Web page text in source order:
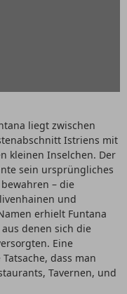
liegt zwischen
Istriens mit
kleinen Inselchen. Der
sein ursprüngliches
– die
und
erhielt Funtana
denen sich die
Eine
dass man
Tavernen, und